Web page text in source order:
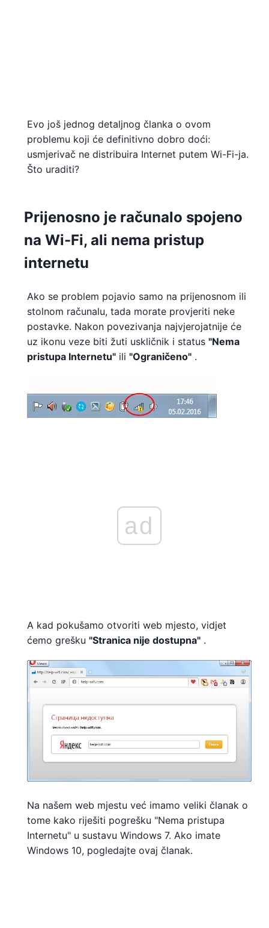
Evo još jednog detaljnog članka o ovom
problemu koji će definitivno dobro doći:
usmjerivač ne distribuira Internet putem Wi-Fi-ja.
Što uraditi?
Prijenosno je računalo spojeno
na Wi-Fi, ali nema pristup
internetu
Ako se problem pojavio samo na prijenosnom ili
stolnom računalu, tada morate provjeriti neke
postavke. Nakon povezivanja najvjerojatnije će
uz ikonu veze biti žuti uskličnik i status "Nema
pristupa Internetu" ili "Ograničeno" .
ad
A kad pokušamo otvoriti web mjesto, vidjet
ćemo grešku "Stranica nije dostupna" .
Na našem web mjestu već imamo veliki članak o
tome kako riješiti pogrešku "Nema pristupa
Internetu" u sustavu Windows 7. Ako imate
Windows 10, pogledajte ovaj članak.